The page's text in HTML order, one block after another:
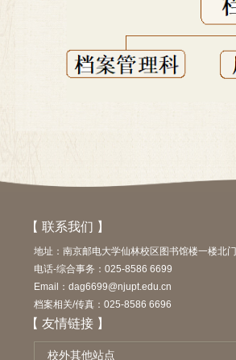
【 联系我们 】
地址：南京邮电大学仙林校区图书馆楼一楼北门
电话-综合事务：025-8586 6699
Email：dag6699@njupt.edu.cn
档案相关/传真：025-8586 6696
【 友情链接 】